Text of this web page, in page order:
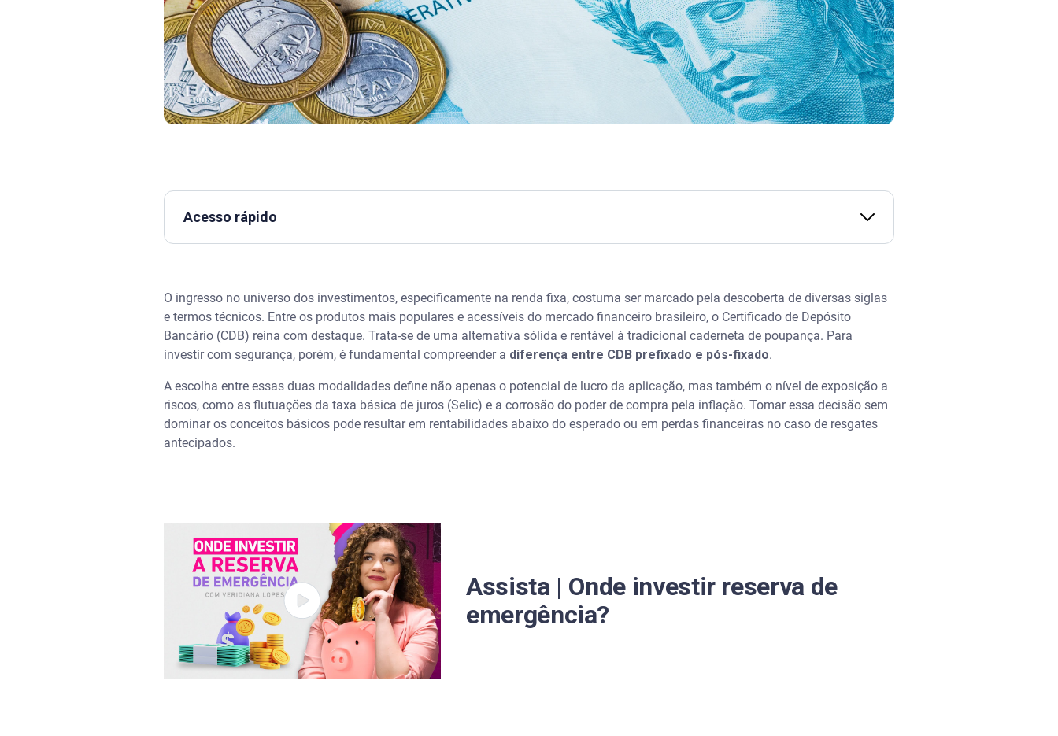
Acesso rápido
Recapitulação: O que é um CDB e como ele funciona?
CDB prefixado: a previsibilidade absoluta
CDB pós-fixado: acompanhando as marés do mercado
A terceira via: o CDB atrelado à inflação (híbrido)
A educação financeira como alicerce dos investimentos
Perguntas frequentes sobre CDBs
Qual é a diferença básica entre um CDB prefixado e um pós-fixado?
É seguro investir em CDBs?
O ingresso no universo dos investimentos, especificamente na renda fixa, costuma ser marcado pela descoberta de diversas siglas
e termos técnicos. Entre os produtos mais populares e acessíveis do mercado financeiro brasileiro, o Certificado de Depósito
Bancário (CDB) reina com destaque. Trata-se de uma alternativa sólida e rentável à tradicional caderneta de poupança. Para
investir com segurança, porém, é fundamental compreender a diferença entre CDB prefixado e pós-fixado.
A escolha entre essas duas modalidades define não apenas o potencial de lucro da aplicação, mas também o nível de exposição a
riscos, como as flutuações da taxa básica de juros (Selic) e a corrosão do poder de compra pela inflação. Tomar essa decisão sem
dominar os conceitos básicos pode resultar em rentabilidades abaixo do esperado ou em perdas financeiras no caso de resgates
antecipados.
Assista | Onde investir reserva de
emergência?